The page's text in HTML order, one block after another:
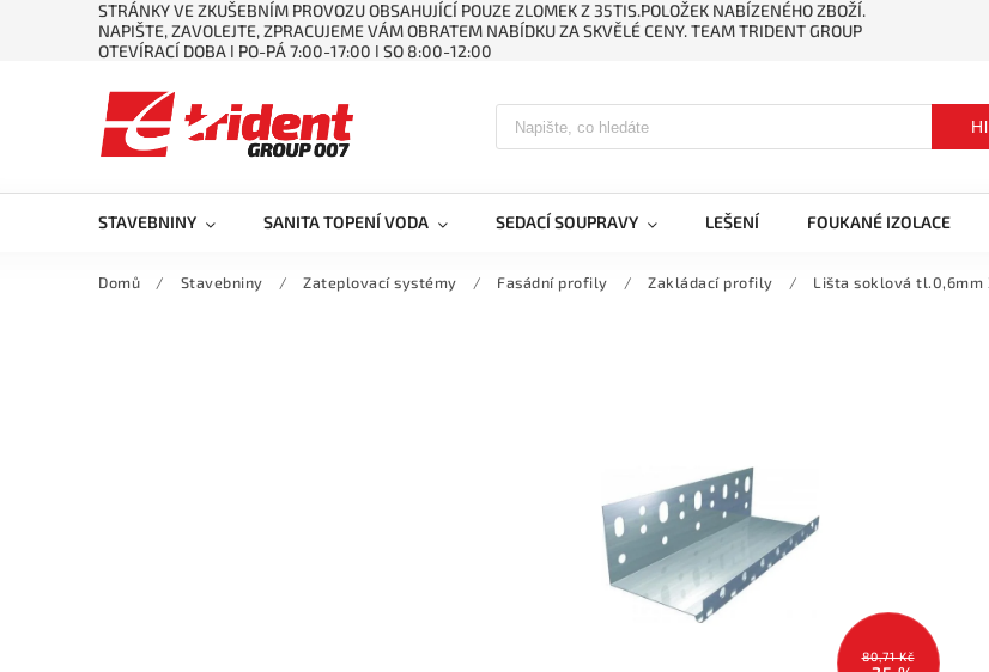
STRÁNKY VE ZKUŠEBNÍM PROVOZU OBSAHUJÍCÍ POUZE ZLOMEK Z 35TIS.POLOŽEK NABÍZENÉHO ZBOŽÍ.
NAPIŠTE, ZAVOLEJTE, ZPRACUJEME VÁM OBRATEM NABÍDKU ZA SKVĚLÉ CENY. TEAM TRIDENT GROUP
OTEVÍRACÍ DOBA ǀ PO-PÁ 7:00-17:00 ǀ SO 8:00-12:00
STAVEBNINY SANITA TOPENÍ VODA SEDACÍ SOUPRAVY LEŠENÍ FOUKANÉ IZOLACE
Domů / Stavebniny / Zateplovací systémy / Fasádní profily / Zakládací profily / Lišta soklová tl.0,6mm
80,71 Kč